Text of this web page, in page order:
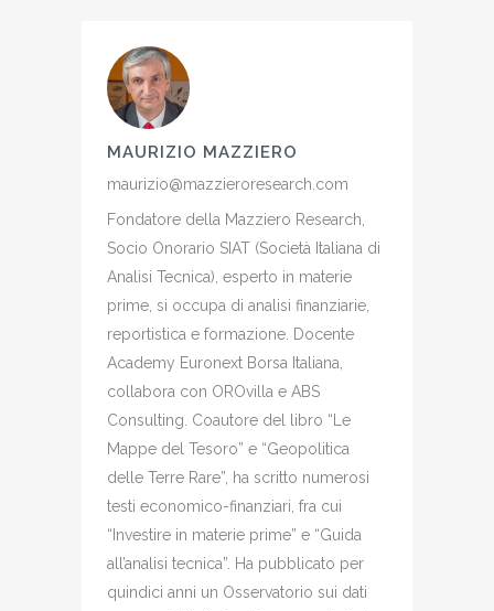
MAURIZIO MAZZIERO
maurizio@mazzieroresearch.com
Fondatore della Mazziero Research,
Socio Onorario SIAT (Società Italiana di
Analisi Tecnica), esperto in materie
prime, si occupa di analisi finanziarie,
reportistica e formazione. Docente
Academy Euronext Borsa Italiana,
collabora con OROvilla e ABS
Consulting. Coautore del libro “Le
Mappe del Tesoro” e “Geopolitica
delle Terre Rare”, ha scritto numerosi
testi economico-finanziari, fra cui
“Investire in materie prime” e “Guida
all’analisi tecnica”. Ha pubblicato per
quindici anni un Osservatorio sui dati